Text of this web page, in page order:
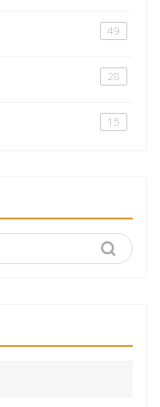
49
28
15